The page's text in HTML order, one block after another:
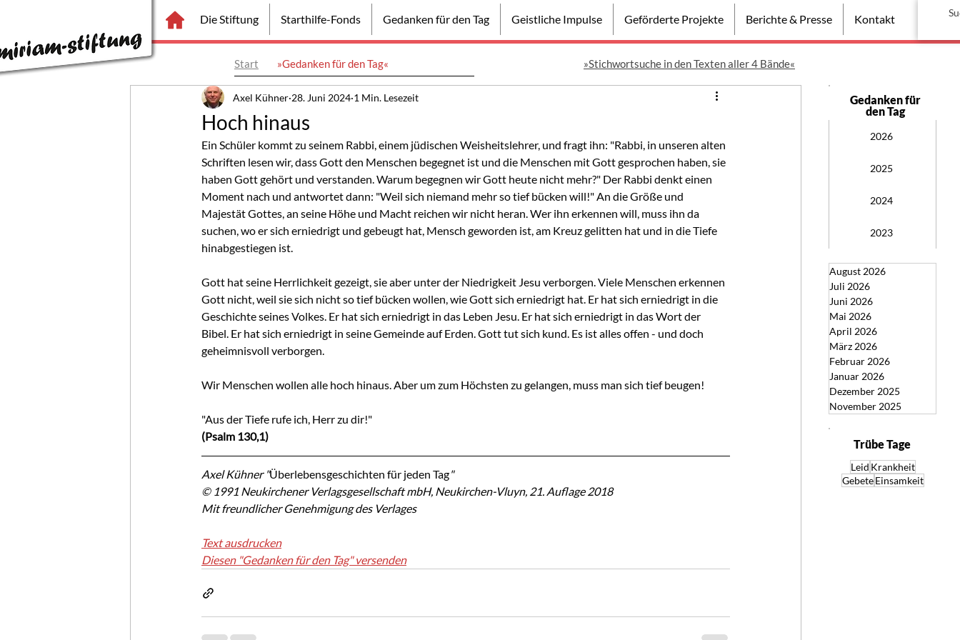
Die Stiftung Starthilfe-Fonds Gedanken für den Tag Geistliche Impulse Geförderte Projekte Berichte & Presse Kontakt
Start »Gedanken für den Tag«
Hoch hinaus
Axel Kühner 28. Juni 2024 1 Min. Lesezeit
Ein Schüler kommt zu seinem Rabbi, einem jüdischen Weisheitslehrer, und fragt ihn: "Rabbi, in unseren alten
Schriften lesen wir, dass Gott den Menschen begegnet ist und die Menschen mit Gott gesprochen haben, sie
haben Gott gehört und verstanden. Warum begegnen wir Gott heute nicht mehr?" Der Rabbi denkt einen
Moment nach und antwortet dann: "Weil sich niemand mehr so tief bücken will!" An die Größe und
Majestät Gottes, an seine Höhe und Macht reichen wir nicht heran. Wer ihn erkennen will, muss ihn da
suchen, wo er sich erniedrigt und gebeugt hat, Mensch geworden ist, am Kreuz gelitten hat und in die Tiefe
hinabgestiegen ist.
Gott hat seine Herrlichkeit gezeigt, sie aber unter der Niedrigkeit Jesu verborgen. Viele Menschen erkennen
Gott nicht, weil sie sich nicht so tief bücken wollen, wie Gott sich erniedrigt hat. Er hat sich erniedrigt in die
Geschichte seines Volkes. Er hat sich erniedrigt in das Leben Jesu. Er hat sich erniedrigt in das Wort der
Bibel. Er hat sich erniedrigt in seine Gemeinde auf Erden. Gott tut sich kund. Es ist alles offen - und doch
geheimnisvoll verborgen.
Wir Menschen wollen alle hoch hinaus. Aber um zum Höchsten zu gelangen, muss man sich tief beugen!
"Aus der Tiefe rufe ich, Herr zu dir!"
(Psalm 130,1)
Axel Kühner "Überlebensgeschichten für jeden Tag"
© 1991 Neukirchener Verlagsgesellschaft mbH, Neukirchen-Vluyn, 21. Auflage 2018
Mit freundlicher Genehmigung des Verlages
Text ausdrucken
Diesen "Gedanken für den Tag" versenden
Gedanken für
den Tag
2026
2025
2024
2023
August 2026
Juli 2026
Juni 2026
Mai 2026
April 2026
März 2026
Februar 2026
Januar 2026
Dezember 2025
November 2025
»Stichwortsuche in den Texten aller 4 Bände«
Trübe Tage
Leid Krankheit
Gebete Einsamkeit